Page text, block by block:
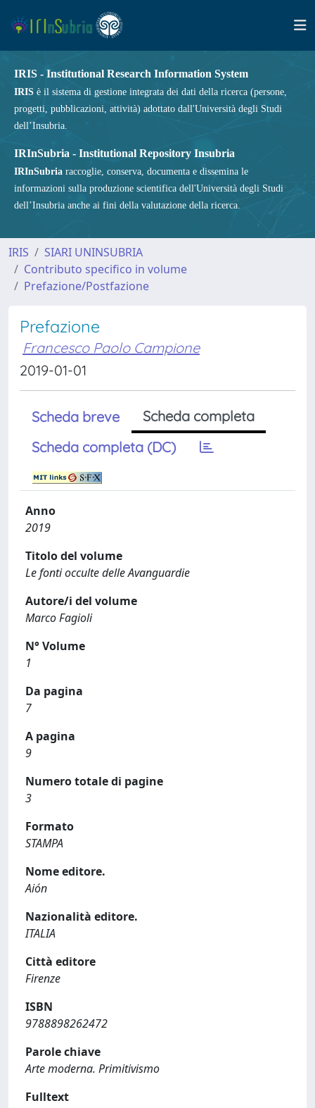
IRIS - Institutional Research Information System
IRIS è il sistema di gestione integrata dei dati della ricerca (persone,
progetti, pubblicazioni, attività) adottato dall'Università degli Studi
dell’Insubria.
IRInSubria - Institutional Repository Insubria
IRInSubria raccoglie, conserva, documenta e dissemina le
informazioni sulla produzione scientifica dell'Università degli Studi
dell’Insubria anche ai fini della valutazione della ricerca.
IRIS
SIARI UNINSUBRIA
Contributo specifico in volume
Prefazione/Postfazione
Prefazione
Francesco Paolo Campione
2019-01-01
Scheda breve
Scheda completa
Scheda completa (DC)
Anno
2019
Titolo del volume
Le fonti occulte delle Avanguardie
Autore/i del volume
Marco Fagioli
N° Volume
1
Da pagina
7
A pagina
9
Numero totale di pagine
3
Formato
STAMPA
Nome editore.
Aión
Nazionalità editore.
ITALIA
Città editore
Firenze
ISBN
9788898262472
Parole chiave
Arte moderna. Primitivismo
Fulltext